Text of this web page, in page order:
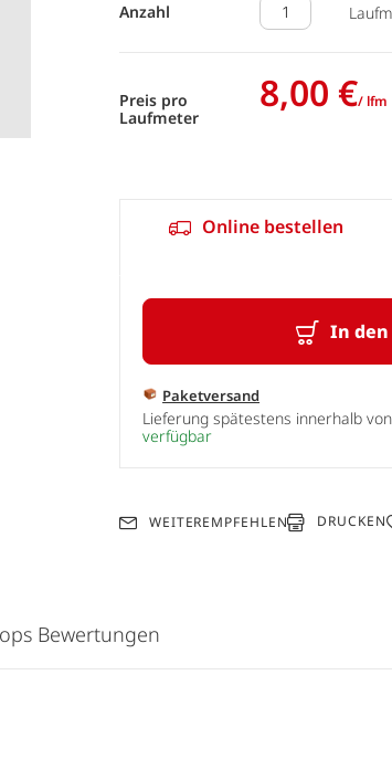
Anzahl
Preis pro
Laufmeter
8,00 €/ lfm
Online bestellen
In
Paketversand
Lieferung spätestens innerhalb
verfügbar
WEITEREMPFEHLEN DRUCKEN
Bewertungen